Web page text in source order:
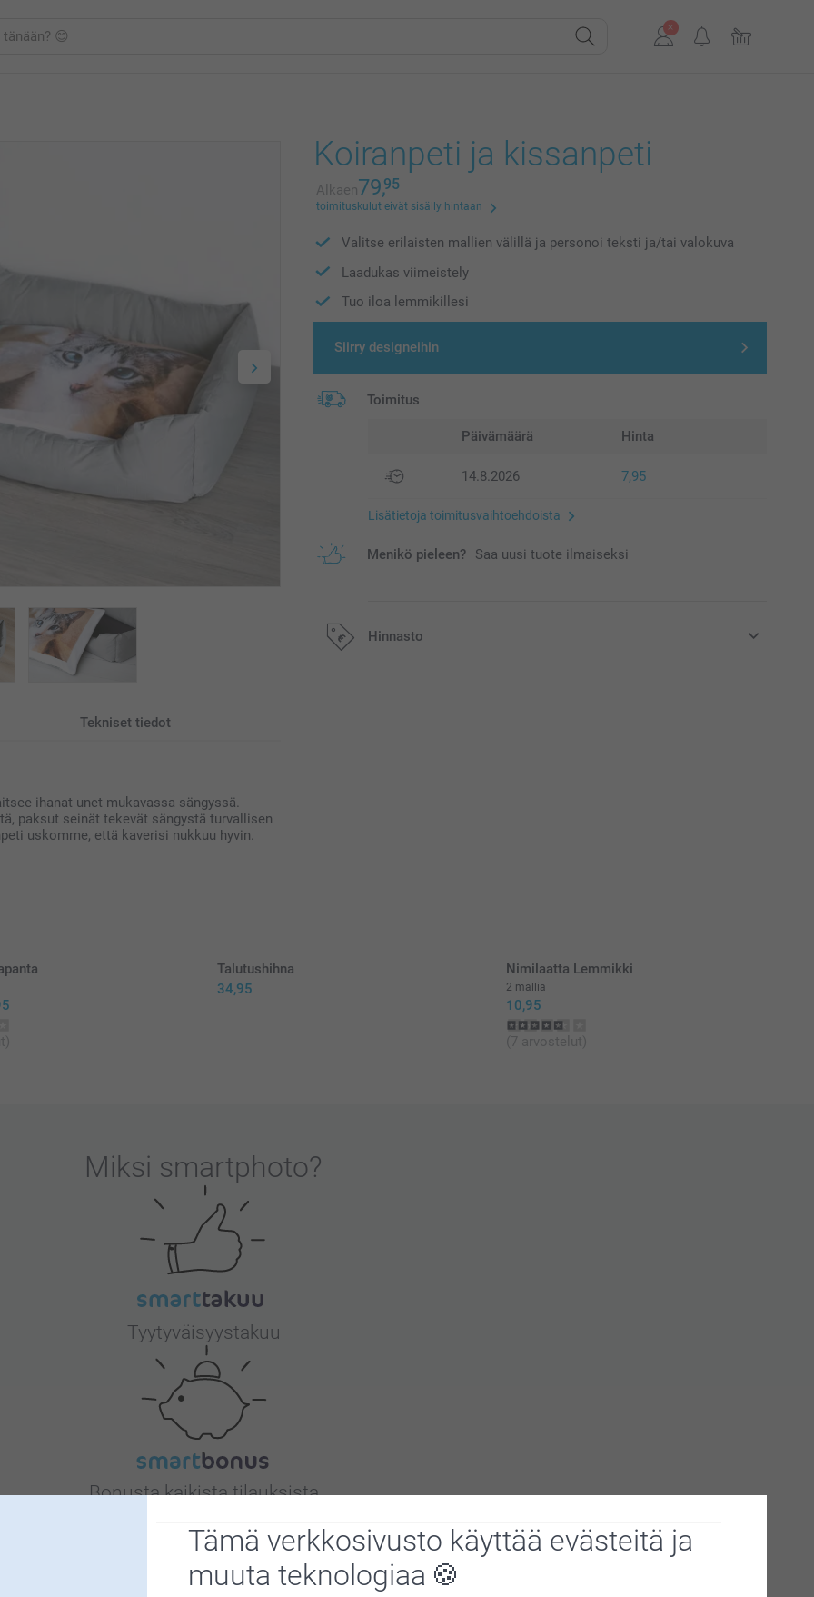
Tämä verkkosivusto käyttää evästeitä ja
muuta teknologiaa
Tekniset tiedot
ihanat unet mukavassa sängyssä.
paksut seinät tekevät sängystä turvallisen
uskomme, että kaverisi nukkuu hyvin.
Koiranpeti ja kissanpeti
Alkaen79,95
toimituskulut eivät sisälly hintaan
Valitse erilaisten mallien välillä ja personoi teksti ja/tai valokuva
Laadukas viimeistely
Tuo iloa lemmikillesi
Siirry designeihin
Toimitus
Päivämäärä Hinta
14.8.2026 7,95
Lisätietoja toimitusvaihtoehdoista
Menikö pieleen? Saa uusi tuote ilmaiseksi
Hinnasto
Talutushihna
34,95
Nimilaatta Lemmikki
2 mallia
10,95
(7 arvostelut)
Miksi smartphoto?
Tyytyväisyystakuu
Bonusta kaikista tilauksista